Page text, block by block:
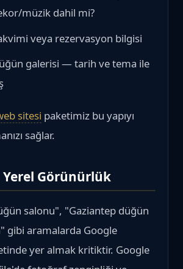
müzik dahil mi?
veya rezervasyon bilgisi
galerisi — tarih ve tema ile
sitesi paketimiz bu yapıyı
sağlar.
Yerel Görünürlük
salonu", "Gaziantep düğün
gibi aramalarda Google
yer almak kritiktir. Google